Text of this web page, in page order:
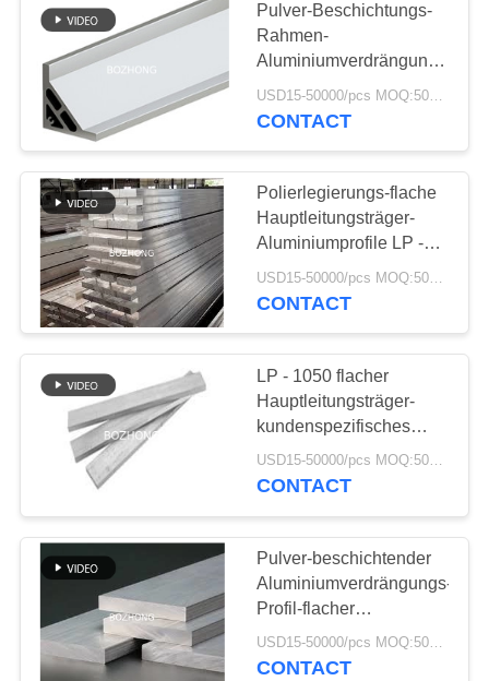
FORDERN
SIE
EIN
ZITAT
SITEMAP
PRIVACY
POLICY
19
Edelstahl bar
Edelstahl-Flansch
15
Pulver-Beschichtungs-
Rahmen-
Aluminiumverdrängungs-
Profil LZ3030
CONTACT
Polierlegierungs-flache
Hauptleitungsträger-
Aluminiumprofile LP -
10100
USD15-50000/pcs MOQ:500kg
CONTACT
LP - 1050 flacher
Hauptleitungsträger-
kundenspezifisches
Aluminiumverdrängungs-
Chemikalien-Polnisch
USD15-50000/pcs MOQ:500kg
CONTACT
Pulver-beschichtender
Aluminiumverdrängungs-
Profil-flacher
Hauptleitungsträger LP -
0580
USD15-50000/pcs MOQ:500kg
CONTACT